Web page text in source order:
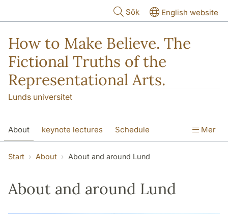
Sök English website
How to Make Believe. The
Fictional Truths of the
Representational Arts.
Lunds universitet
About keynote lectures Schedule
Participants Abstracts Venues
Mer
Start About About and around Lund
About and around Lund